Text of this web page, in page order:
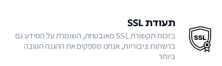
תעודת SSL
בזכות תקשורת SSL מאובטחת, השומרת על המידע גם
ברשתות ציבוריות, אנחנו מספקים את ההגנה הטובה
ביותר